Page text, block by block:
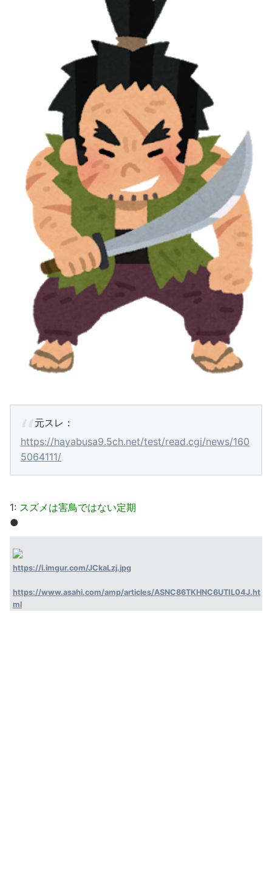
元スレ：
https://hayabusa9.5ch.net/test/read.cgi/news/160
5064111/
1: スズメは害鳥ではない定期
●
https://i.imgur.com/JCkaLzj.jpg
https://www.asahi.com/amp/articles/ASNC86TKHNC6UTIL04J.ht
ml